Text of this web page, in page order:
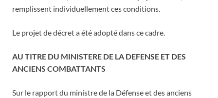
remplissent individuellement ces conditions.
Le projet de décret a été adopté dans ce cadre.
AU TITRE DU MINISTERE DE LA DEFENSE ET DES
ANCIENS COMBATTANTS
Sur le rapport du ministre de la Défense et des anciens